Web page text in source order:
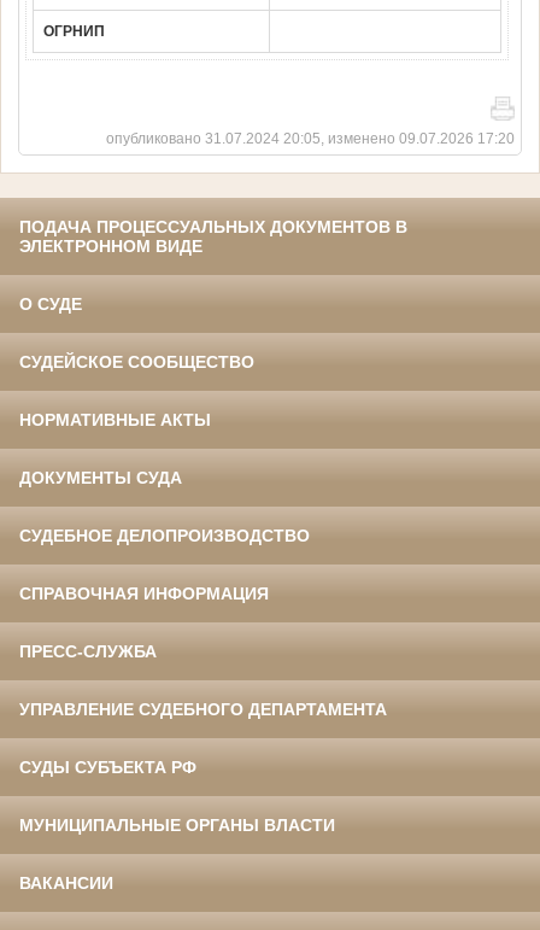
ОГРНИП
опубликовано 31.07.2024 20:05, изменено 09.07.2026 17:20
ПОДАЧА ПРОЦЕССУАЛЬНЫХ ДОКУМЕНТОВ В
ЭЛЕКТРОННОМ ВИДЕ
О СУДЕ
СУДЕЙСКОЕ СООБЩЕСТВО
НОРМАТИВНЫЕ АКТЫ
ДОКУМЕНТЫ СУДА
СУДЕБНОЕ ДЕЛОПРОИЗВОДСТВО
СПРАВОЧНАЯ ИНФОРМАЦИЯ
ПРЕСС-СЛУЖБА
УПРАВЛЕНИЕ СУДЕБНОГО ДЕПАРТАМЕНТА
СУДЫ СУБЪЕКТА РФ
МУНИЦИПАЛЬНЫЕ ОРГАНЫ ВЛАСТИ
ВАКАНСИИ